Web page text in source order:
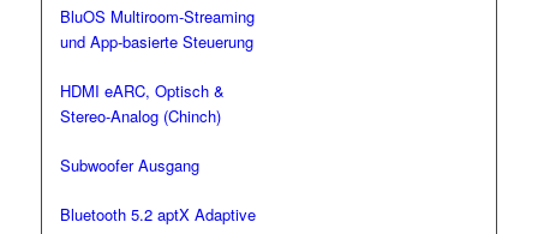
BluOS Multiroom-Streaming
und App-basierte Steuerung
HDMI eARC, Optisch &
Stereo-Analog (Chinch)
Subwoofer Ausgang
Bluetooth 5.2 aptX Adaptive